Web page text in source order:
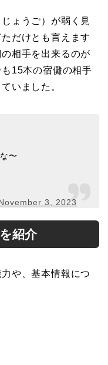
ょうご）が弱く見
だけとも言えます
相手を出来るのが
15本の宿儺の相手
いました。
〜
3, 2023
紹介
や、基本情報につ